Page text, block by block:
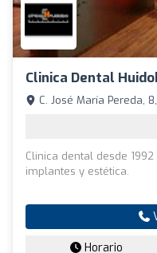
Clinica Dental
C. José María Pereda,
Clinica dental desde
implantes y estética.
Horario